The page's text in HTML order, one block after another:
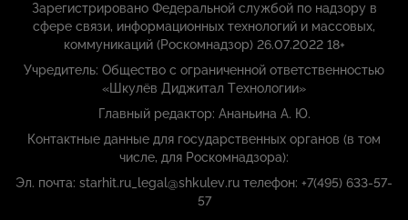
Зарегистрировано Федеральной службой по надзору в
сфере связи, информационных технологий и массовых,
коммуникаций (Роскомнадзор) 26.07.2022 18+
Учредитель: Общество с ограниченной ответственностью
«Шкулёв Диджитал Технологии»
Главный редактор: Ананьина А. Ю.
Контактные данные для государственных органов (в том
числе, для Роскомнадзора):
Эл. почта: starhit.ru_legal@shkulev.ru телефон: +7(495) 633-57-
57